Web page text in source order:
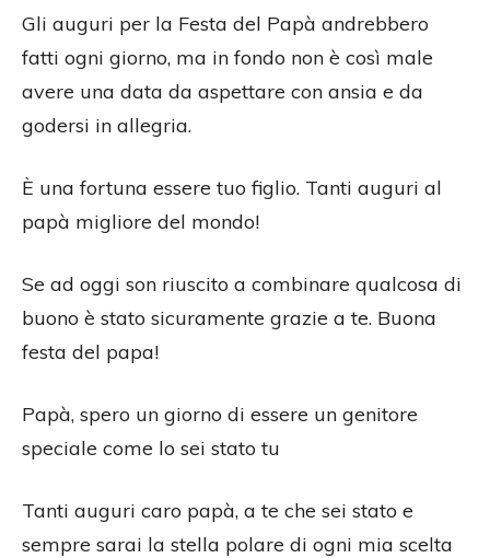
Gli auguri per la Festa del Papà andrebbero
fatti ogni giorno, ma in fondo non è così male
avere una data da aspettare con ansia e da
godersi in allegria.
È una fortuna essere tuo figlio. Tanti auguri al
papà migliore del mondo!
Se ad oggi son riuscito a combinare qualcosa di
buono è stato sicuramente grazie a te. Buona
festa del papa!
Papà, spero un giorno di essere un genitore
speciale come lo sei stato tu
Tanti auguri caro papà, a te che sei stato e
sempre sarai la stella polare di ogni mia scelta